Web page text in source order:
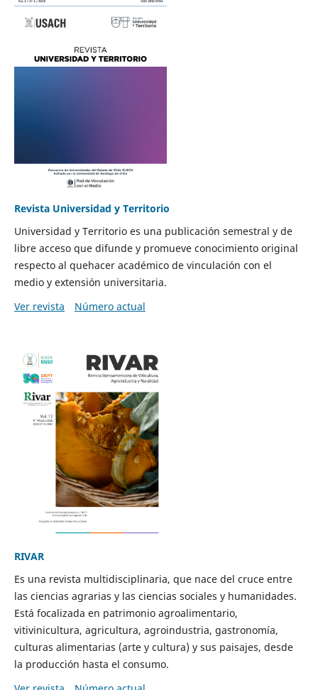
Revista Universidad y Territorio
Universidad y Territorio es una publicación semestral y de
libre acceso que difunde y promueve conocimiento original
respecto al quehacer académico de vinculación con el
medio y extensión universitaria.
Ver revista
Número actual
RIVAR
Es una revista multidisciplinaria, que nace del cruce entre
las ciencias agrarias y las ciencias sociales y humanidades.
Está focalizada en patrimonio agroalimentario,
vitivinicultura, agricultura, agroindustria, gastronomía,
culturas alimentarias (arte y cultura) y sus paisajes, desde
la producción hasta el consumo.